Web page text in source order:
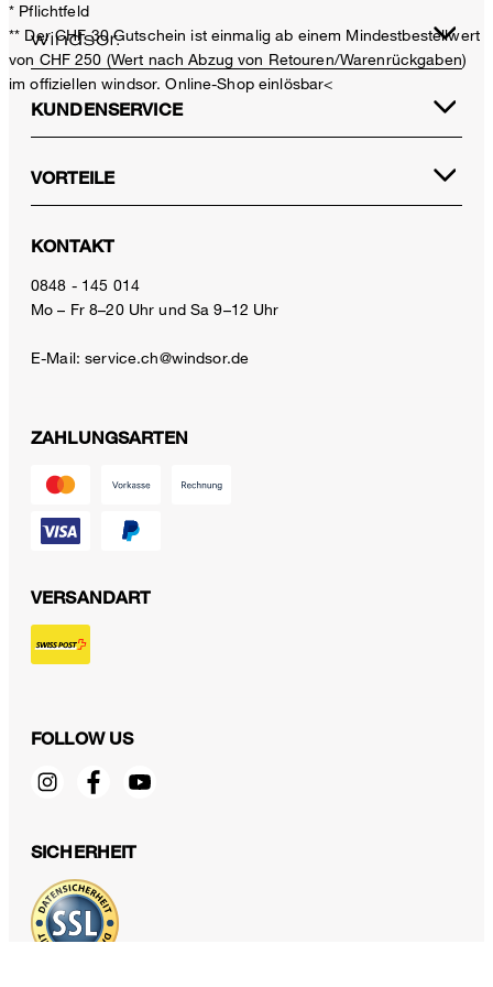
CHF 349.00
* Pflichtfeld
** Der CHF 30 Gutschein ist einmalig ab einem Mindestbestellwert
von CHF 250 (Wert nach Abzug von Retouren/Warenrückgaben)
im offiziellen windsor. Online-Shop einlösbar<
KUNDENSERVICE
VORTEILE
KONTAKT
0848 - 145 014
Mo – Fr 8–20 Uhr und Sa 9–12 Uhr
E-Mail:service.ch@windsor.de
ZAHLUNGSARTEN
VERSANDART
FOLLOW US
SICHERHEIT